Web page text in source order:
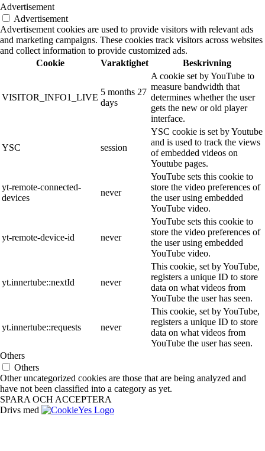
Advertisement
Advertisement
Advertisement cookies are used to provide visitors with relevant ads
and marketing campaigns. These cookies track visitors across websites
and collect information to provide customized ads.
Cookie
Varaktighet Beskrivning
VISITOR_INFO1_LIVE
5 months 27
days
A cookie set by YouTube to
measure bandwidth that
determines whether the user
gets the new or old player
interface.
YSC session
YSC cookie is set by Youtube
and is used to track the views
of embedded videos on
Youtube pages.
yt-remote-connected-
devices
never
YouTube sets this cookie to
store the video preferences of
the user using embedded
YouTube video.
yt-remote-device-id never
YouTube sets this cookie to
store the video preferences of
the user using embedded
YouTube video.
yt.innertube::nextId never
This cookie, set by YouTube,
registers a unique ID to store
data on what videos from
YouTube the user has seen.
yt.innertube::requests never
This cookie, set by YouTube,
registers a unique ID to store
data on what videos from
YouTube the user has seen.
Others
Others
Other uncategorized cookies are those that are being analyzed and
have not been classified into a category as yet.
SPARA OCH ACCEPTERA
Drivs med